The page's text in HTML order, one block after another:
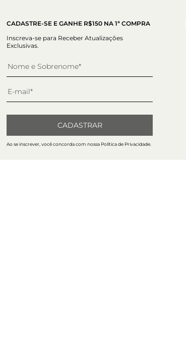
CADASTRE-SE E GANHE R$150 NA 1ª COMPRA
Inscreva-se para Receber Atualizações
Exclusivas.
CADASTRAR
Ao se inscrever, você concorda com nossa Política de Privacidade.